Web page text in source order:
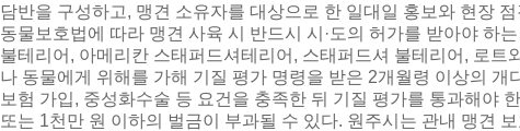
담반을 구성하고, 맹견 소유자를 대상으로 한 일대일 홍보와 현장
동물보호법에 따라 맹견 사육 시 반드시 시·도의 허가를 받아야 하
불테리어, 아메리칸 스태퍼드셔테리어, 스태퍼드셔 불테리어, 로트
나 동물에게 위해를 가해 기질 평가 명령을 받은 2개월령 이상의 개
보험 가입, 중성화수술 등 요건을 충족한 뒤 기질 평가를 통과해야
또는 1천만 원 이하의 벌금이 부과될 수 있다. 원주시는 관내 맹견 보